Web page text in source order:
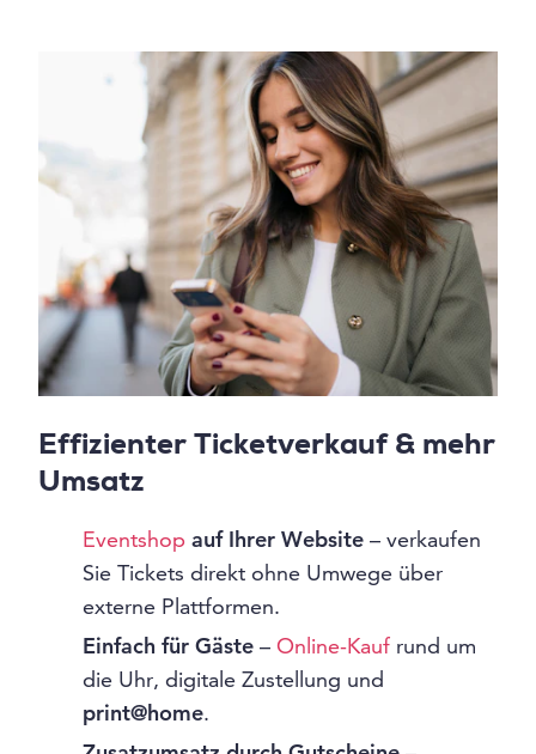
Effizienter Ticketverkauf & mehr
Umsatz
Eventshop auf Ihrer Website – verkaufen
Sie Tickets direkt ohne Umwege über
externe Plattformen.
Einfach für Gäste – Online-Kauf rund um
die Uhr, digitale Zustellung und
print@home.